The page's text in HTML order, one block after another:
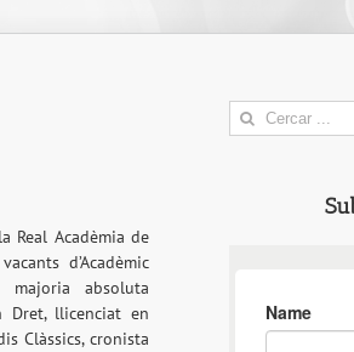
Real Acadèmia de
d’Acadèmic
absoluta
Dret, llicenciat en
Clàssics, cronista
Search
for: